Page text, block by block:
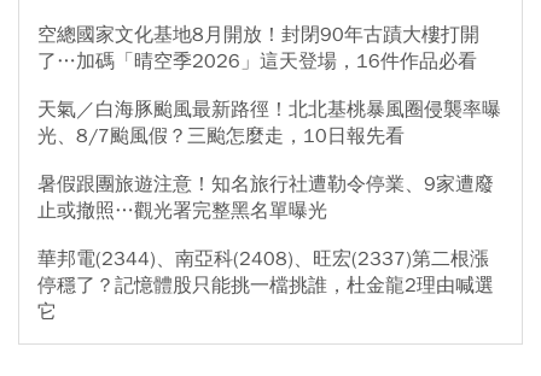
空總國家文化基地8月開放！封閉90年古蹟大樓打開
了…加碼「晴空季2026」這天登場，16件作品必看
天氣／白海豚颱風最新路徑！北北基桃暴風圈侵襲率曝
光、8/7颱風假？三颱怎麼走，10日報先看
暑假跟團旅遊注意！知名旅行社遭勒令停業、9家遭廢
止或撤照…觀光署完整黑名單曝光
華邦電(2344)、南亞科(2408)、旺宏(2337)第二根漲
停穩了？記憶體股只能挑一檔挑誰，杜金龍2理由喊選
它